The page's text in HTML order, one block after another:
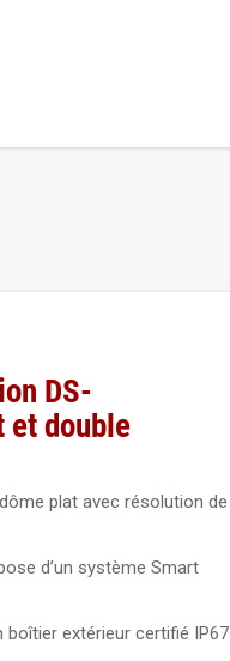
DS-
et double
plat avec résolution de
d’un système Smart
boîtier extérieur certifié IP67